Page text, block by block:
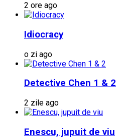
2 ore ago
Idiocracy
o zi ago
Detective Chen 1 & 2
2 zile ago
Enescu, jupuit de viu